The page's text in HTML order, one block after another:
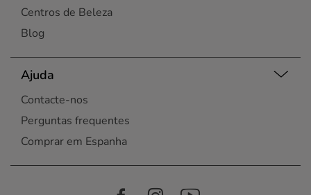
Centros de Beleza
Blog
Ajuda
Contacte-nos
Perguntas frequentes
Comprar em Espanha